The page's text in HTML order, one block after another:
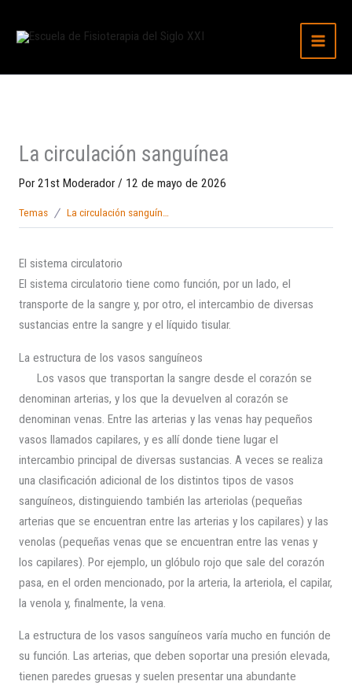
La circulación sanguínea
Por21st Moderador/ 12 de mayo de 2026
Temas
El sistema circulatorio
El sistema circulatorio tiene como función, por un lado, el
transporte de la sangre y, por otro, el intercambio de diversas
sustancias entre la sangre y el líquido tisular.
La estructura de los vasos sanguíneos
Los vasos que transportan la sangre desde el corazón se
denominan arterias, y los que la devuelven al corazón se
denominan venas. Entre las arterias y las venas hay pequeños
vasos llamados capilares, y es allí donde tiene lugar el
intercambio principal de diversas sustancias. A veces se realiza
una clasificación adicional de los distintos tipos de vasos
sanguíneos, distinguiendo también las arteriolas (pequeñas
arterias que se encuentran entre las arterias y los capilares) y las
venolas (pequeñas venas que se encuentran entre las venas y
los capilares). Por ejemplo, un glóbulo rojo que sale del corazón
pasa, en el orden mencionado, por la arteria, la arteriola, el capilar,
la venola y, finalmente, la vena.
La estructura de los vasos sanguíneos varía mucho en función de
su función. Las arterias, que deben soportar una presión elevada,
tienen paredes gruesas y suelen presentar una abundante